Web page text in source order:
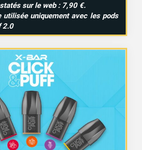
sur le web : 7,90 €.
utilisée uniquement avec les pods
2.0